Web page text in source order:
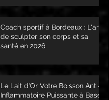
Coach sportif à Bordeaux : L'art
de sculpter son corps et sa
santé en 2026
Le Lait d'Or Votre Boisson Anti-
Inflammatoire Puissante à Base